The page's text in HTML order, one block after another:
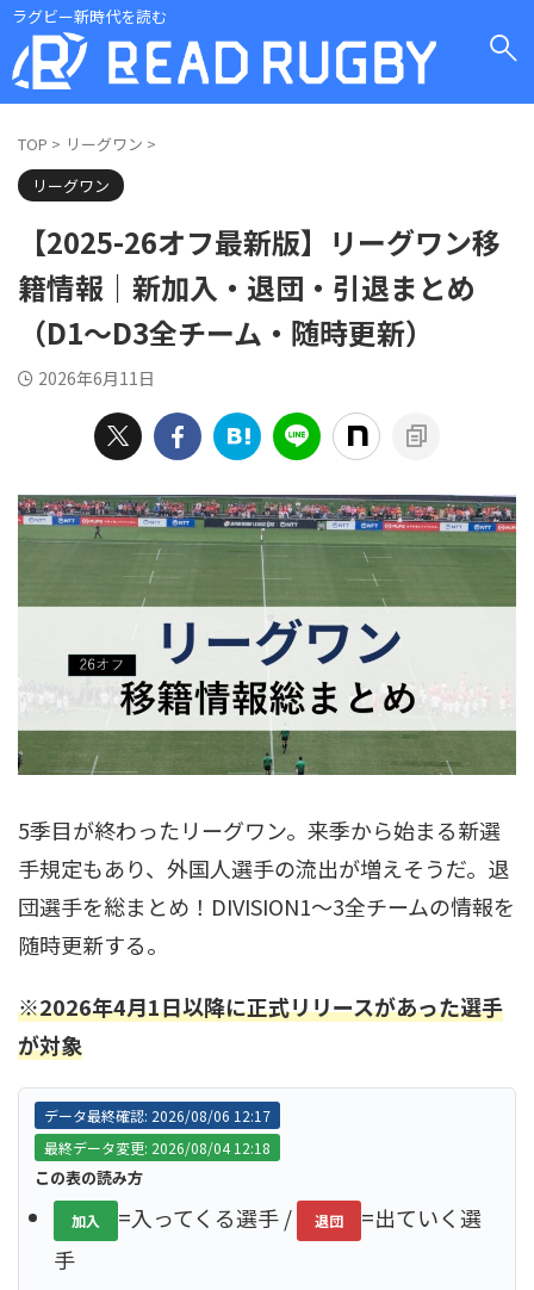
ラグビー新時代を読む
TOP > リーグワン >
リーグワン
【2025-26オフ最新版】リーグワン移
籍情報｜新加入・退団・引退まとめ
（D1〜D3全チーム・随時更新）
2026年6月11日
5季目が終わったリーグワン。来季から始まる新選
手規定もあり、外国人選手の流出が増えそうだ。退
団選手を総まとめ！DIVISION1～3全チームの情報を
随時更新する。
※2026年4月1日以降に正式リリースがあった選手
が対象
データ最終確認: 2026/08/06 12:17
最終データ変更: 2026/08/04 12:18
この表の読み方
加入 =入ってくる選手 / 退団
=出ていく選
手